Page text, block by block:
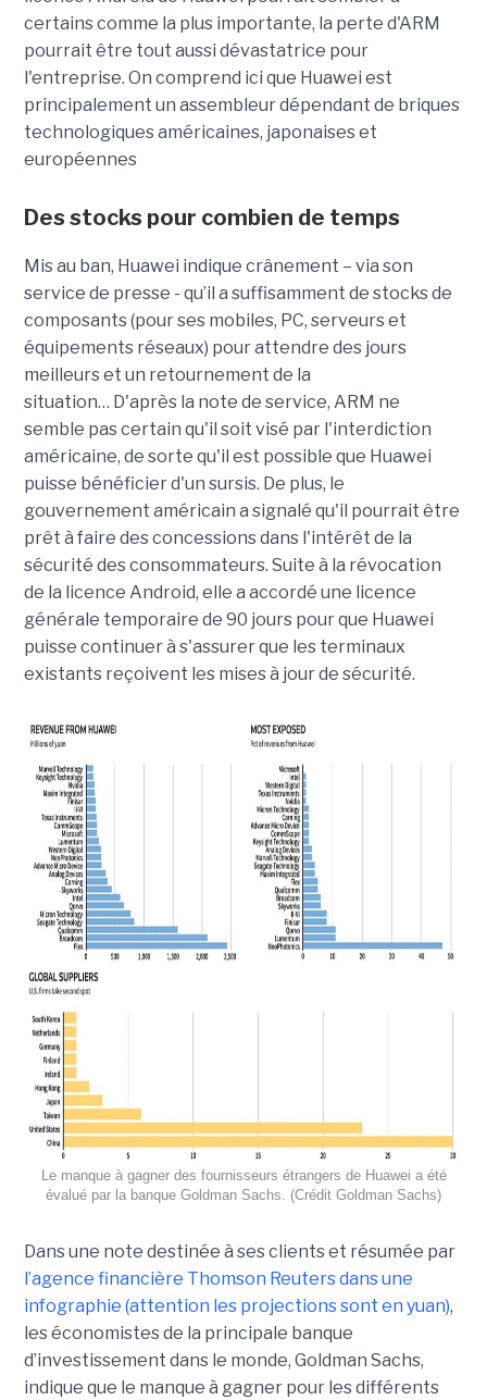
certains comme la plus importante, la perte d'ARM
pourrait être tout aussi dévastatrice pour
l'entreprise. On comprend ici que Huawei est
principalement un assembleur dépendant de briques
technologiques américaines, japonaises et
européennes
Des stocks pour combien de temps
Mis au ban, Huawei indique crânement – via son
service de presse - qu’il a suffisamment de stocks de
composants (pour ses mobiles, PC, serveurs et
équipements réseaux) pour attendre des jours
meilleurs et un retournement de la
situation… D'après la note de service, ARM ne
semble pas certain qu'il soit visé par l'interdiction
américaine, de sorte qu'il est possible que Huawei
puisse bénéficier d'un sursis. De plus, le
gouvernement américain a signalé qu'il pourrait être
prêt à faire des concessions dans l'intérêt de la
sécurité des consommateurs. Suite à la révocation
de la licence Android, elle a accordé une licence
générale temporaire de 90 jours pour que Huawei
puisse continuer à s'assurer que les terminaux
existants reçoivent les mises à jour de sécurité.
Le manque à gagner des fournisseurs étrangers de Huawei a été
évalué par la banque Goldman Sachs. (Crédit Goldman Sachs)
Dans une note destinée à ses clients et résumée par
l’agence financière Thomson Reuters dans une
infographie (attention les projections sont en yuan),
les économistes de la principale banque
d’investissement dans le monde, Goldman Sachs,
indique que le manque à gagner pour les différents